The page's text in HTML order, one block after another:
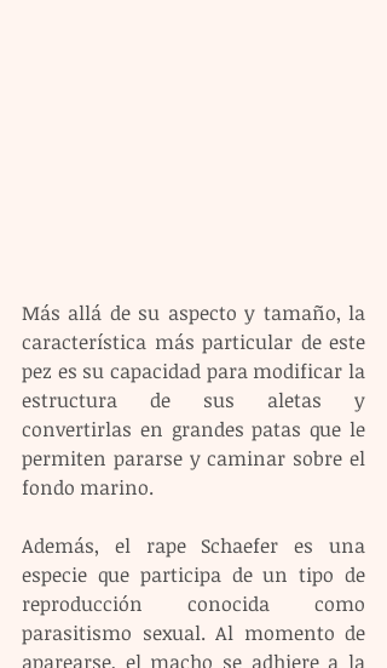
Más allá de su aspecto y tamaño, la
característica más particular de este
pez es su capacidad para modificar la
estructura de sus aletas y
convertirlas en grandes patas que le
permiten pararse y caminar sobre el
fondo marino.
Además, el rape Schaefer es una
especie que participa de un tipo de
reproducción conocida como
parasitismo sexual. Al momento de
aparearse, el macho se adhiere a la